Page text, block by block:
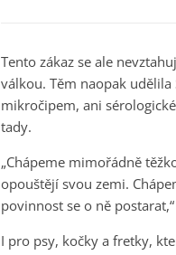
Tento zákaz se ale
válkou. Těm naopak
mikročipem, ani
tady.
„Chápeme mimořádně
opouštějí svou zemi.
povinnost se o ně
I pro psy, kočky a fretky,